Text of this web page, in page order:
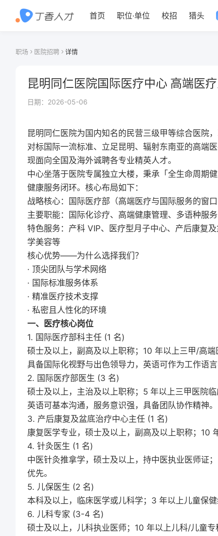
首页 职位·单位 校招 猎头
职场 医院招聘 详情
昆明同仁医院国际医疗中心 高端医
日期： 2026-05-06
昆明同仁医院为国内知名的民营三级甲等综合医院
对标国际一流标准、立足昆明、辐射东南亚的高端
现面向全国及海外诚聘各专业精英人才。
中心坐落于医院专属独立大楼，秉承「全生命周
健康服务闭环。核心布局如下：
战略核心：国际医疗部（高端医疗与国际服务的窗
主要职能：国际化诊疗、高端健康管理、多语种服
特色服务：产科 VIP、医疗型月子中心、产后康复
学美容等
核心优势——为什么选择我们？
· 顶尖团队与学术网络
· 国际标准服务体系
· 精准医疗技术支撑
· 私密且人性化的环境
一、医疗核心岗位
1. 国际医疗部科主任 (1 名)
硕士及以上，副高及以上职称；10 年以上三甲/高
具备国际化视野与出色领导力，英语可作为工作语
2. 国际医疗部医生 (3 名)
硕士及以上，主治及以上职称；5 年以上三甲医院
英语可基本沟通，服务意识强，具备团队协作精神。
3. 产后康复及盆底治疗中心主任 (1 名)
康复医学专业，硕士及以上，副高及以上职称；10
4. 针灸医生 (1 名)
中医针灸推拿学，硕士及以上，持中医执业医师证
优先。
5. 儿保医生 (2 名)
本科及以上，临床医学或儿科学；3 年以上儿童保
6. 儿科专家 (3-4 名)
硕士及以上，儿科执业医师；10 年以上儿科/儿童